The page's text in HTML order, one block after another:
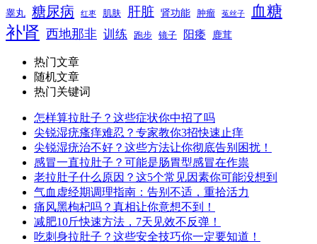
睾丸 糖尿病 红枣 肌肤 肝脏 肾功能 肿瘤 菟丝子 血糖
补肾 西地那非 训练 跑步 镜子 阳痿 鹿茸
热门文章
随机文章
热门关键词
怎样算拉肚子？这些症状你中招了吗
尖锐湿疣瘙痒难忍？专家教你3招快速止痒
尖锐湿疣治不好？这些方法让你彻底告别困扰！
感冒一直拉肚子？可能是肠胃型感冒在作祟
老拉肚子什么原因？这5个常见因素你可能没想到
气血虚经期调理指南：告别不适，重拾活力
痛风黑枸杞吗？真相让你意想不到！
减肥10斤快速方法，7天见效不反弹！
吃刺身拉肚子？这些安全技巧你一定要知道！